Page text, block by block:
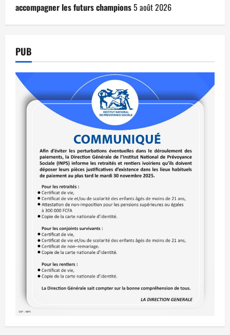
accompagner les futurs champions5 août 2026
PUB